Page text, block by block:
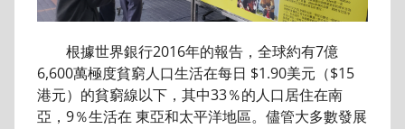
根據世界銀行2016年的報告，全球約有7億
6,600萬極度貧窮人口生活在每日 $1.90美元（$15
港元）的貧窮線以下，其中33％的人口居住在南
亞，9％生活在 東亞和太平洋地區。儘管大多數發展